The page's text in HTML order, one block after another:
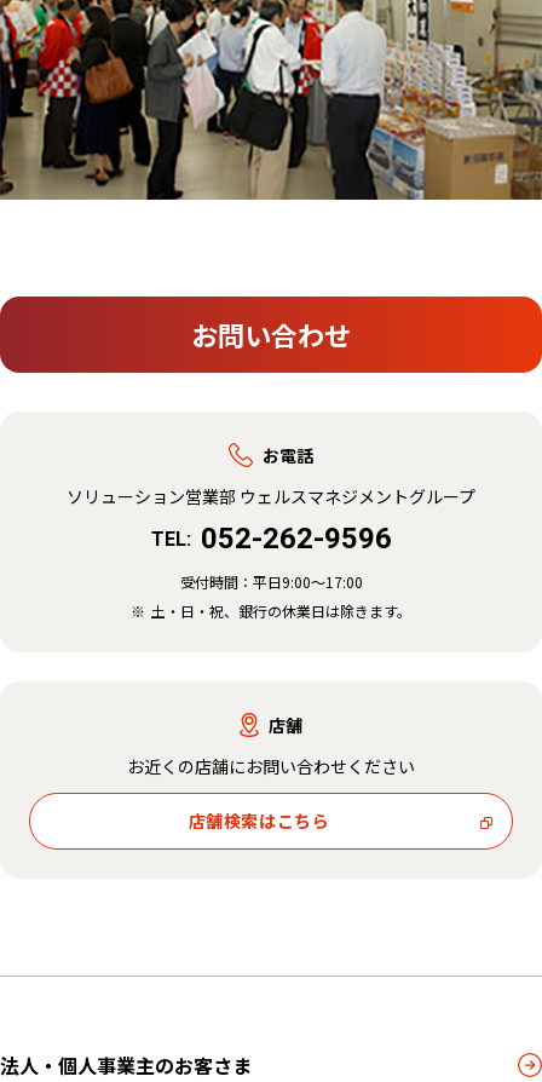
お問い合わせ
お電話
ソリューション営業部 ウェルスマネジメントグループ
TEL: 052-262-9596
受付時間： 平日9:00～17:00
土・日・祝、銀行の休業日は除きます。
店舗
お近くの店舗にお問い合わせください
店舗検索はこちら
法人・個人事業主のお客さま